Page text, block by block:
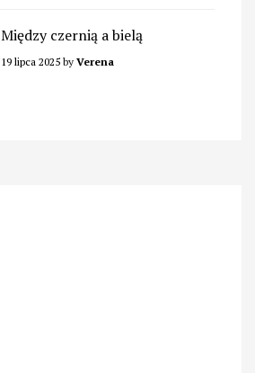
Między czernią a bielą
19 lipca 2025 by Verena